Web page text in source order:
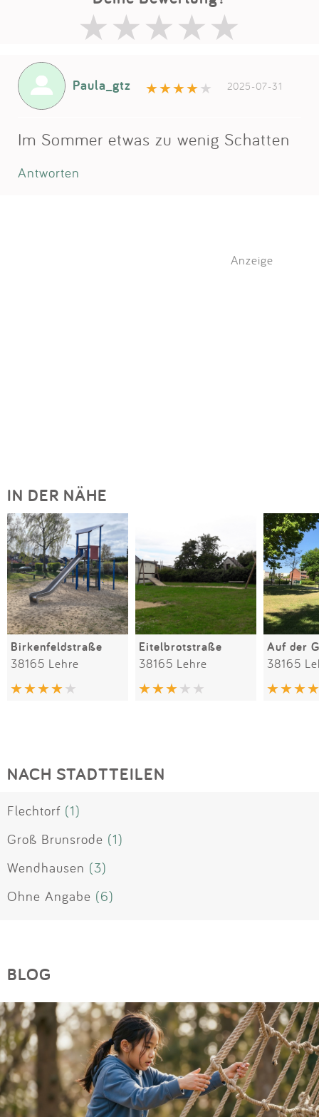
Paula_gtz 2025-07-31
Im Sommer etwas zu wenig Schatten
Antworten
Anzeige
IN DER NÄHE
Birkenfeldstraße
38165 Lehre
Eitelbrotstraße
38165 Lehre
Auf der
38165
NACH STADTTEILEN
Flechtorf (1)
Groß Brunsrode (1)
Wendhausen (3)
Ohne Angabe (6)
BLOG